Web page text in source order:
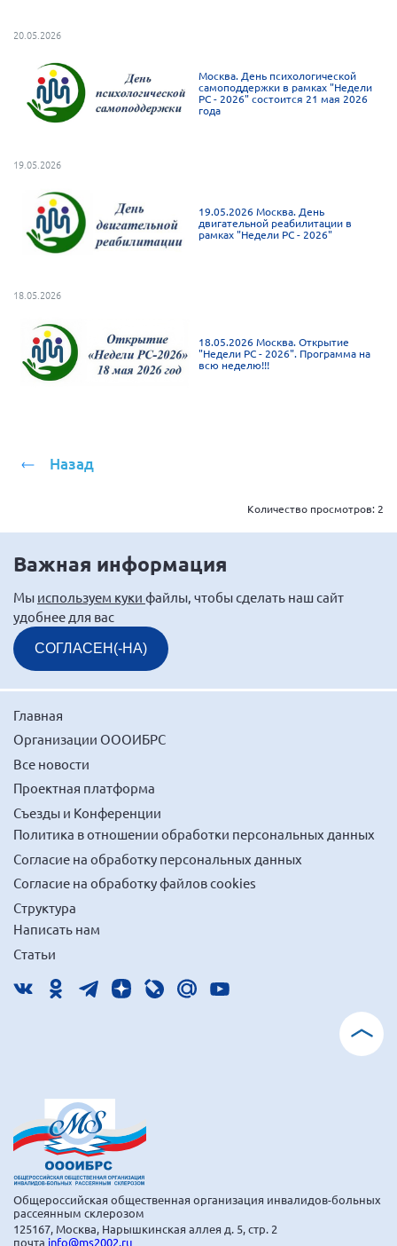
Архангельская область
Брянская область
Владимирская область
Волгоградская область
Калининградская область
Кемеровская область
Краснодарский край
Красноярский край
Липецкая область
Ленинградская область
Мурманская область
Новосибирская область
Оренбургская область
Пензенская область
Республика Башкортостан
Республика Бурятия
Республика Карелия
Республика Калмыкия
Республика Хакасия
Ростовская область
г. Санкт-Петербург
г. Севастополь
Самарская область СОРС
Самарская область СГОРС
Свердловская область
Тульская область
Ульяновская область
Челябинская область
Ярославская область
20.05.2026
Москва. День психологической
самоподдержки в рамках "Недели
РС - 2026" состоится 21 мая 2026
года
19.05.2026
19.05.2026 Москва. День
двигательной реабилитации в
рамках "Недели РС - 2026"
18.05.2026
18.05.2026 Москва. Открытие
"Недели РС - 2026". Программа на
всю неделю!!!
Назад
Количество просмотров: 2
Важная информация
Мы используем куки файлы, чтобы сделать наш сайт
удобнее для вас
СОГЛАСЕН(-НА)
Главная
Организации ОООИБРС
Все новости
Проектная платформа
Съезды и Конференции
Политика в отношении обработки персональных данных
Согласие на обработку персональных данных
Согласие на обработку файлов cookies
Структура
Написать нам
Статьи
Общероссийская общественная организация инвалидов-больных
рассеянным склерозом
125167, Москва, Нарышкинская аллея д. 5, стр. 2
почта info@ms2002.ru